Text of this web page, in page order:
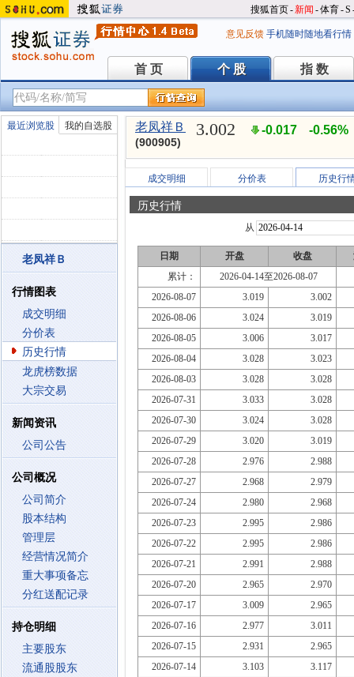
搜狐首页-新闻 -体育-S
意见反馈 手机随时随地看行情
首 页
首 页 个 股
个 股 指 数
指 数
最近浏览股 我的自选股
老凤祥Ｂ
行情图表
成交明细
分价表
历史行情
龙虎榜数据
大宗交易
新闻资讯
公司公告
公司概况
公司简介
股本结构
管理层
经营情况简介
重大事项备忘
分红送配记录
持仓明细
主要股东
流通股股东
老凤祥Ｂ
(900905)
3.002 -0.017 -0.56%
成交明细 分价表 历史行
历史行情
从
日期 开盘 收盘
累计：
2026-04-14至2026-08-07
2026-08-07
3.019
3.002
2026-08-06
3.024
3.019
2026-08-05
3.006
3.017
2026-08-04
3.028
3.023
2026-08-03
3.028
3.028
2026-07-31
3.033
3.028
2026-07-30
3.024
3.028
2026-07-29
3.020
3.019
2026-07-28
2.976
2.988
2026-07-27
2.968
2.979
2026-07-24
2.980
2.968
2026-07-23
2.995
2.986
2026-07-22
2.995
2.986
2026-07-21
2.991
2.988
2026-07-20
2.965
2.970
2026-07-17
3.009
2.965
2026-07-16
2.977
3.011
2026-07-15
2.931
2.965
2026-07-14
3.103
3.117